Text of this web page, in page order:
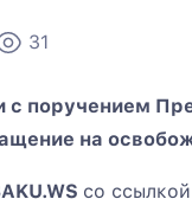
31
с поручением
на
со